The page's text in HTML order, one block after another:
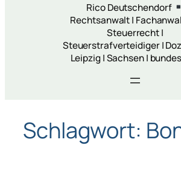
Rico Deutschendorf
Rechtsanwalt |
Steuerrecht |
Steuerstrafverteidiger |
Leipzig | Sachsen |
Schlagwort: